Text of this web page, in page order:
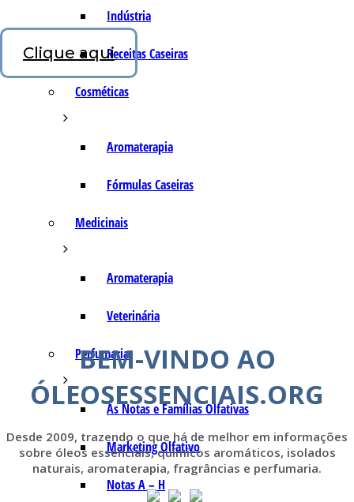
Indústria
Receitas Caseiras
Cosméticas
Aromaterapia
Fórmulas Caseiras
Medicinais
Aromaterapia
Veterinária
Perfumaria
As Notas e Famílias Olfativas
Marketing Olfativo
Notas A – H
Clique aqui
BEM-VINDO AO
ÓLEOSESSENCIAIS.ORG
Desde 2009, trazendo o que há de melhor em informações
sobre óleos essenciais, químicos aromáticos, isolados
naturais, aromaterapia, fragrâncias e perfumaria.